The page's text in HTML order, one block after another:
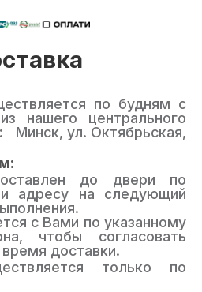
по будням с
нашего центрального
Минск, ул. Октябрьская,
до двери по
адресу на следующий
с Вами по указанному
чтобы согласовать
доставки.
только по